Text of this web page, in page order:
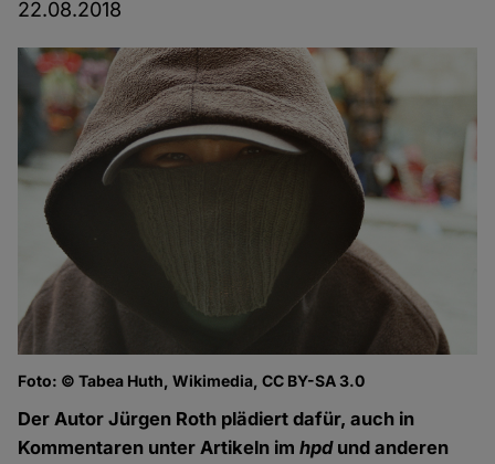
22.08.2018
Foto: © Tabea Huth, Wikimedia, CC BY-SA 3.0
Der Autor Jürgen Roth plädiert dafür, auch in
Kommentaren unter Artikeln imhpdund anderen